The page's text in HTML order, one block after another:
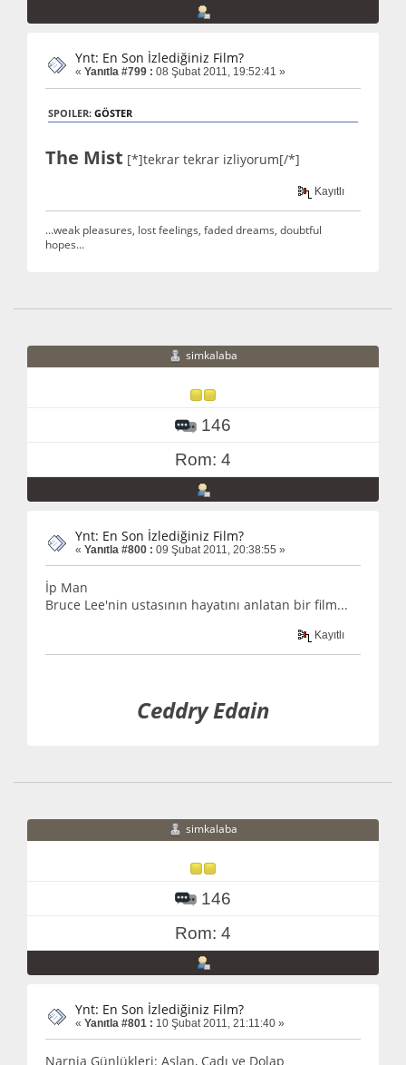
Ynt: En Son İzlediğiniz Film?
« Yanıtla #799 : 08 Şubat 2011, 19:52:41 »
SPOILER: GÖSTER
The Mist [*]tekrar tekrar izliyorum[/*]
Kayıtlı
...weak pleasures, lost feelings, faded dreams, doubtful
hopes...
simkalaba
146
Rom: 4
Ynt: En Son İzlediğiniz Film?
« Yanıtla #800 : 09 Şubat 2011, 20:38:55 »
İp Man
Bruce Lee'nin ustasının hayatını anlatan bir film...
Kayıtlı
Ceddry Edain
simkalaba
146
Rom: 4
Ynt: En Son İzlediğiniz Film?
« Yanıtla #801 : 10 Şubat 2011, 21:11:40 »
Narnia Günlükleri: Aslan, Cadı ve Dolap